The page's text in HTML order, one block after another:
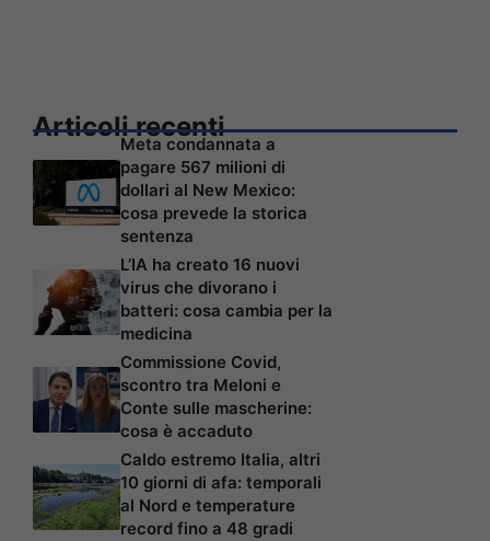
Articoli recenti
Meta condannata a
pagare 567 milioni di
dollari al New Mexico:
cosa prevede la storica
sentenza
L’IA ha creato 16 nuovi
virus che divorano i
batteri: cosa cambia per la
medicina
Commissione Covid,
scontro tra Meloni e
Conte sulle mascherine:
cosa è accaduto
Caldo estremo Italia, altri
10 giorni di afa: temporali
al Nord e temperature
record fino a 48 gradi